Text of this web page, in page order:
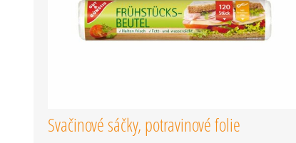
Svačinové sáčky, potravinové folie